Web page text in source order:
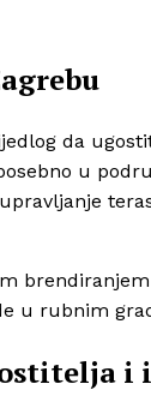
da
u
u rubnim